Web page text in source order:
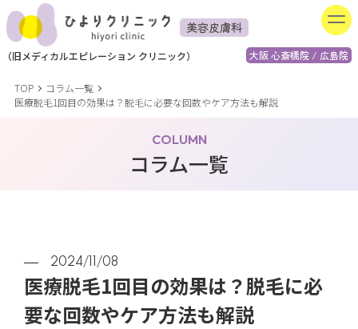
美容皮膚科
大阪 心斎橋院 / 広島院
（旧メディカルエピレーション クリニック）
TOP
コラム一覧
医療脱毛1回目の効果は？脱毛に必要な回数やケア方法も解説
COLUMN
コラム一覧
2024/11/08
医療脱毛1回目の効果は？脱毛に必
要な回数やケア方法も解説